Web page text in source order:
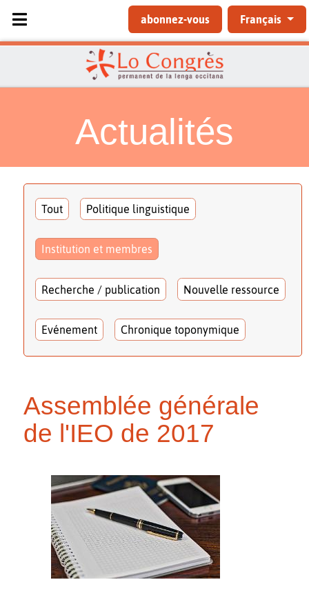
Sélectionnez votre langue
abonnez-vous Français
Actualités
Tout Politique linguistique
Institution et membres
Recherche / publication Nouvelle ressource
Evénement Chronique toponymique
Assemblée générale
de l'IEO de 2017